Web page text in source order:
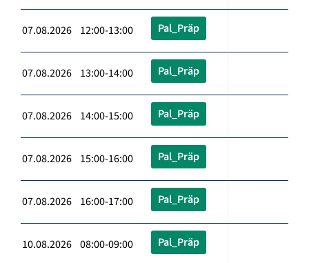
07.08.2026 12:00-13:00 Pal_Präp
07.08.2026 13:00-14:00 Pal_Präp
07.08.2026 14:00-15:00 Pal_Präp
07.08.2026 15:00-16:00 Pal_Präp
07.08.2026 16:00-17:00 Pal_Präp
10.08.2026 08:00-09:00 Pal_Präp